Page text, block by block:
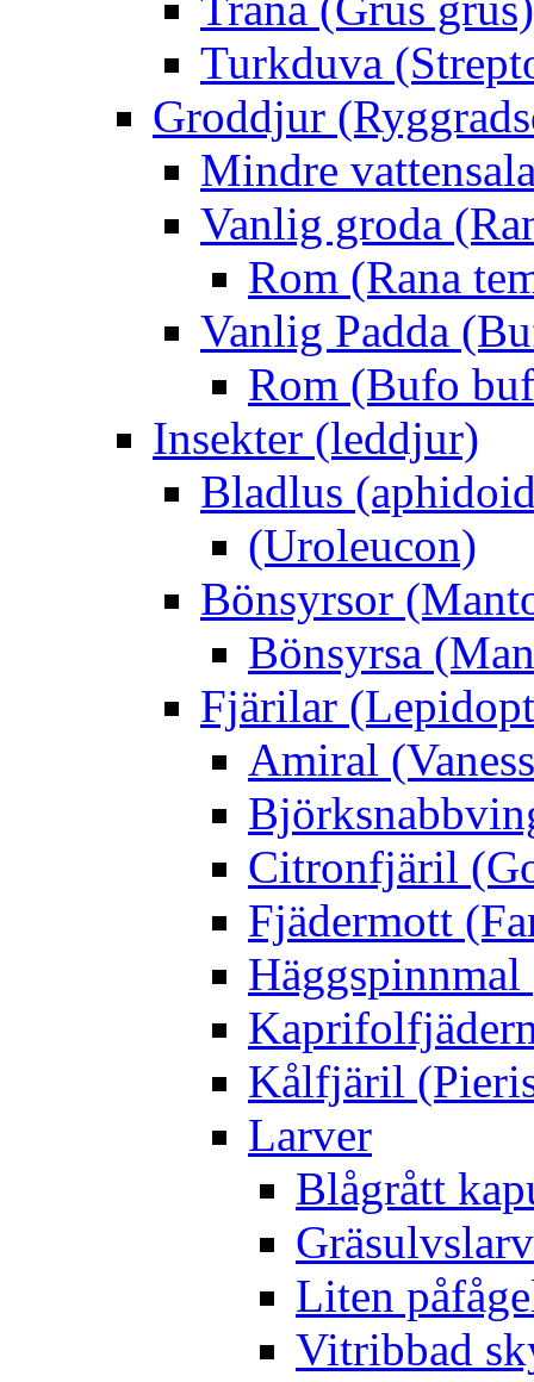
Turkduva
Groddjur
Mindre
Vanlig groda
Rom (Rana
Vanlig Padda
Rom (Bufo
Insekter (leddjur)
Bladlus
(Uroleucon)
Bönsyrsor
Bönsyrsa
Fjärilar
Amiral
Citronfjäril
Fjädermott
Kålfjäril
Larver
Blågrått
Liten
Vitribbad